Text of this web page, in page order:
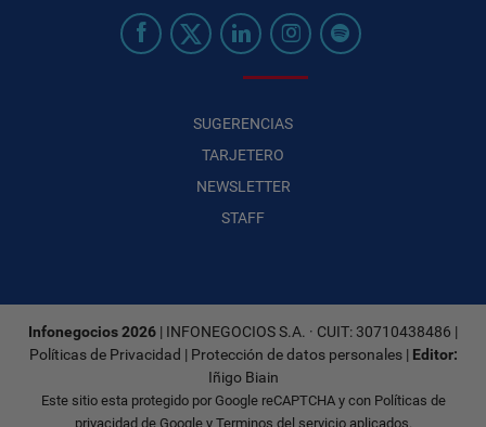
SUGERENCIAS
TARJETERO
NEWSLETTER
STAFF
Infonegocios 2026 | INFONEGOCIOS S.A. · CUIT: 30710438486 |
Políticas de Privacidad | Protección de datos personales| Editor:
Iñigo Biain
Este sitio esta protegido por Google reCAPTCHA y con Políticas de
privacidad de Googley Terminos del servicioaplicados.